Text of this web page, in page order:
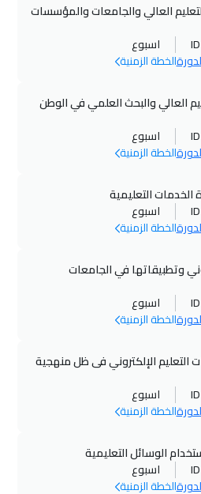
العالي والجامعات والمؤسسات
اسبوع
الخطة الزمنية
العالي والبحث العلمي في الوطن
اسبوع
الخطة الزمنية
الخدمات التعليمية
اسبوع
الخطة الزمنية
وتطبيقاتها في الجامعات
اسبوع
الخطة الزمنية
التعليم الإلكتروني فى ظل منهجية
اسبوع
الخطة الزمنية
الوسائل التعليمية
اسبوع
الخطة الزمنية